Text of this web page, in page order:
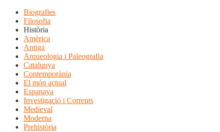
Biografies
Filosofia
Història
Amèrica
Antiga
Arqueologia i Paleografia
Catalunya
Contemporània
El món actual
Espanaya
Investigació i Corrents
Medieval
Moderna
Prehistòria